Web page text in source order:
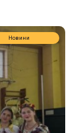
Новини